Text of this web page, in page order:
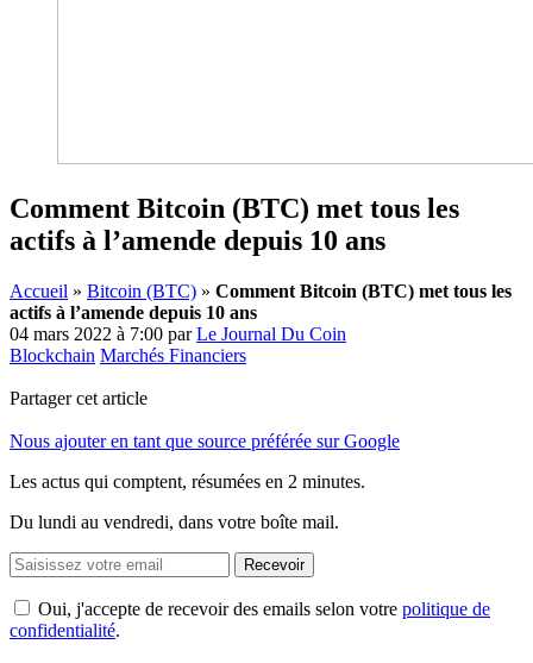
Comment Bitcoin (BTC) met tous les
actifs à l’amende depuis 10 ans
Accueil » Bitcoin (BTC) » Comment Bitcoin (BTC) met tous les
actifs à l’amende depuis 10 ans
04 mars 2022 à 7:00 parLe Journal Du Coin
Blockchain Marchés Financiers
Partager cet article
Nous ajouter en tant que source préférée sur Google
Les actus qui comptent, résumées en 2 minutes.
Du lundi au vendredi, dans votre boîte mail.
Recevoir
Oui, j'accepte de recevoir des emails selon votre politique de
confidentialité.